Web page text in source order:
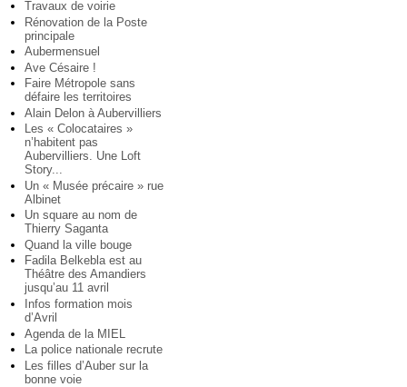
Travaux de voirie
Rénovation de la Poste
principale
Aubermensuel
Ave Césaire !
Faire Métropole sans
défaire les territoires
Alain Delon à Aubervilliers
Les « Colocataires »
n’habitent pas
Aubervilliers. Une Loft
Story...
Un « Musée précaire » rue
Albinet
Un square au nom de
Thierry Saganta
Quand la ville bouge
Fadila Belkebla est au
Théâtre des Amandiers
jusqu’au 11 avril
Infos formation mois
d’Avril
Agenda de la MIEL
La police nationale recrute
Les filles d’Auber sur la
bonne voie